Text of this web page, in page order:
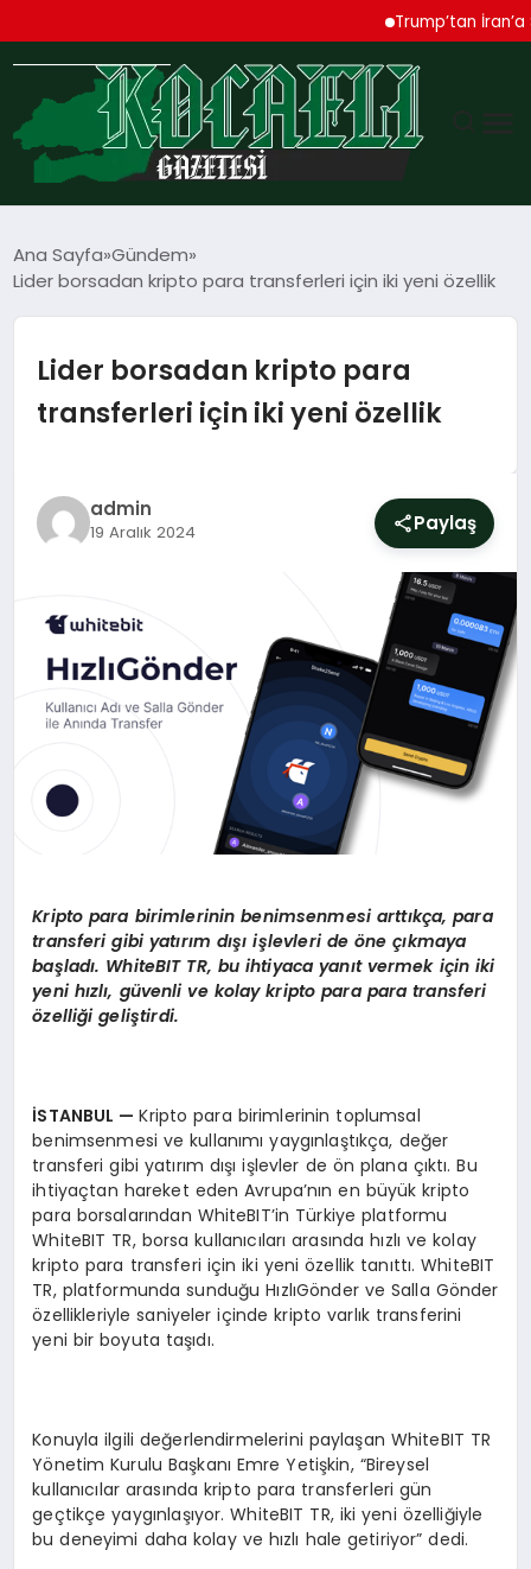
Trump’tan İran’a Sert
EKONOMI
SPOR
SIYASET
DÜNYA
SAĞLIK
EĞITIM
Ana Sayfa Gündem
Lider borsadan kripto para transferleri için iki yeni özellik
Lider borsadan kripto para
transferleri için iki yeni özellik
admin
19 Aralık 2024 Paylaş
Kripto para birimlerinin benimsenmesi arttıkça, para
transferi gibi yatırım dışıişlevleri de öneçıkmaya
başladı. WhiteBIT TR, bu ihtiyaca yanıt vermek için iki
yeni hızlı, güvenli ve kolay kripto para para transferi
özelliği geliştirdi.
İSTANBUL —Kripto para birimlerinin toplumsal
benimsenmesi ve kullanımı yaygınlaştıkça, değer
transferi gibi yatırım dışı işlevler de ön plana çıktı. Bu
ihtiyaçtan hareket eden Avrupa’nın en büyük kripto
para borsalarından WhiteBIT’in Türkiye platformu
WhiteBIT TR, borsa kullanıcıları arasında hızlı ve kolay
kripto para transferi için iki yeni özellik tanıttı. WhiteBIT
TR, platformunda sunduğu HızlıGönder ve Salla Gönder
özellikleriyle saniyeler içinde kripto varlık transferini
yeni bir boyuta taşıdı.
Konuyla ilgili değerlendirmelerini paylaşan WhiteBIT TR
Yönetim Kurulu Başkanı Emre Yetişkin, “Bireysel
kullanıcılar arasında kripto para transferleri gün
geçtikçe yaygınlaşıyor. WhiteBIT TR, iki yeni özelliğiyle
bu deneyimi daha kolay ve hızlı hale getiriyor” dedi.